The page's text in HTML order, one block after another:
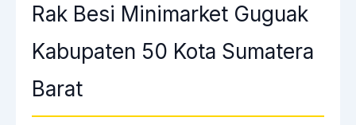
Rak Besi Minimarket Guguak
Kabupaten 50 Kota Sumatera
Barat